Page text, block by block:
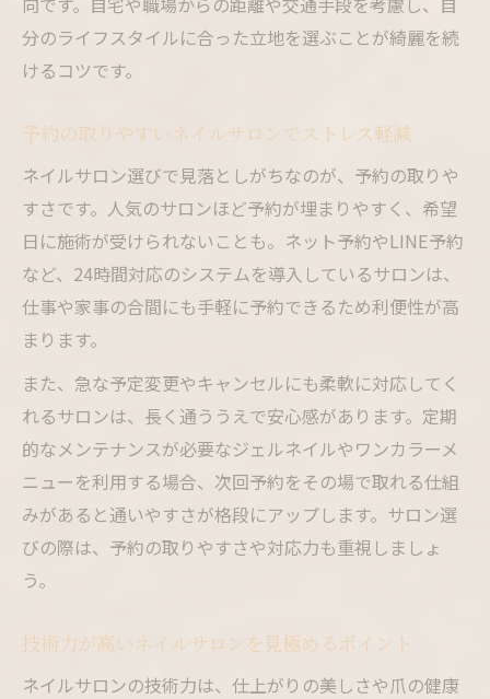
忙しい日常に寄り添うサロンの条件
ネイルサロンの営業時間が通いやすさを左
オンライン予約ができるネイルサロンの利
便性
短時間で施術可能なネイルサロンの選び方
ネイルサロンの施術スピードと仕上がりの
両立
仕事帰りに通えるネイルサロンの選び方
ネイルサロン通いが楽しくなる理由とは
ネイルサロンで季節ごとのデザインを楽し
むコツ
ネイルサロンでリフレッシュできる癒しの
時間
トレンドを取り入れたネイルサロンの魅力
爪の健康を守るためのケア方法も解説
ネイルサロンでのケア方法で爪の健康を守
分のライフスタイルに合った立地を選ぶことが綺麗を続
けるコツです。
予約の取りやすいネイルサロンでストレス軽減
ネイルサロン選びで見落としがちなのが、予約の取りや
すさです。人気のサロンほど予約が埋まりやすく、希望
日に施術が受けられないことも。ネット予約やLINE予約
など、24時間対応のシステムを導入しているサロンは、
仕事や家事の合間にも手軽に予約できるため利便性が高
まります。
また、急な予定変更やキャンセルにも柔軟に対応してく
れるサロンは、長く通ううえで安心感があります。定期
的なメンテナンスが必要なジェルネイルやワンカラーメ
ニューを利用する場合、次回予約をその場で取れる仕組
みがあると通いやすさが格段にアップします。サロン選
びの際は、予約の取りやすさや対応力も重視しましょ
う。
技術力が高いネイルサロンを見極めるポイント
ネイルサロンの技術力は、仕上がりの美しさや爪の健康